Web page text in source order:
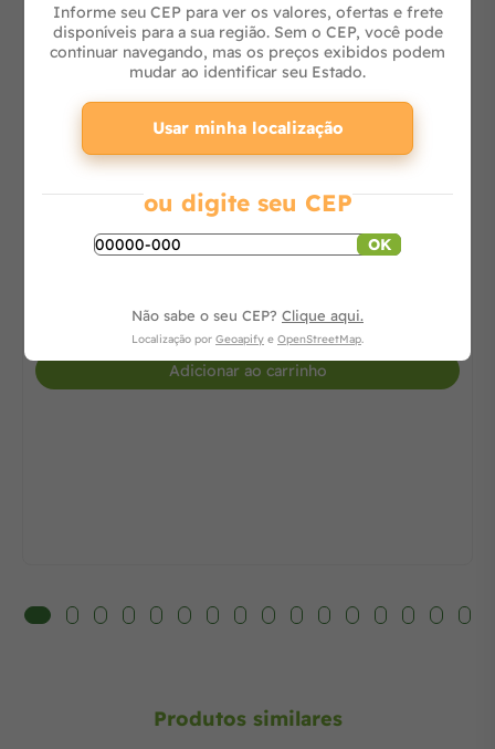
Ombrelone Guarda Sol Star Chalesco Completo 3
Consulte
Adicionar ao carrinho
Produtos similares
Informe seu CEP para ver os valores, ofertas e frete
disponíveis para a sua região. Sem o CEP, você pode
continuar navegando, mas os preços exibidos podem
mudar ao identificar seu Estado.
Usar minha localização
ou digite seu CEP
OK
Não sabe o seu CEP? Clique aqui.
Localização por Geoapify e OpenStreetMap